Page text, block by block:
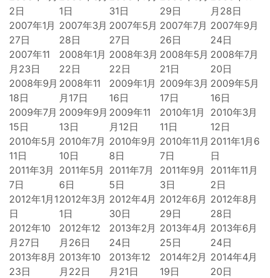
2日
1日
31日
29日
月28日
2007年1月
27日
2007年3月
28日
2007年5月
27日
2007年7月
26日
2007年9月
24日
2007年11
月23日
2008年1月
22日
2008年3月
22日
2008年5月
21日
2008年7月
20日
2008年9月
18日
2008年11
月17日
2009年1月
16日
2009年3月
17日
2009年5月
16日
2009年7月
15日
2009年9月
13日
2009年11
月12日
2010年1月
11日
2010年3月
12日
2010年5月
11日
2010年7月
10日
2010年9月
8日
2010年11月
7日
2011年1月6
日
2011年3月
7日
2011年5月
6日
2011年7月
5日
2011年9月
3日
2011年11月
2日
2012年1月1
日
2012年3月
1日
2012年4月
30日
2012年6月
29日
2012年8月
28日
2012年10
月27日
2012年12
月26日
2013年2月
24日
2013年4月
25日
2013年6月
24日
2013年8月
23日
2013年10
月22日
2013年12
月21日
2014年2月
19日
2014年4月
20日